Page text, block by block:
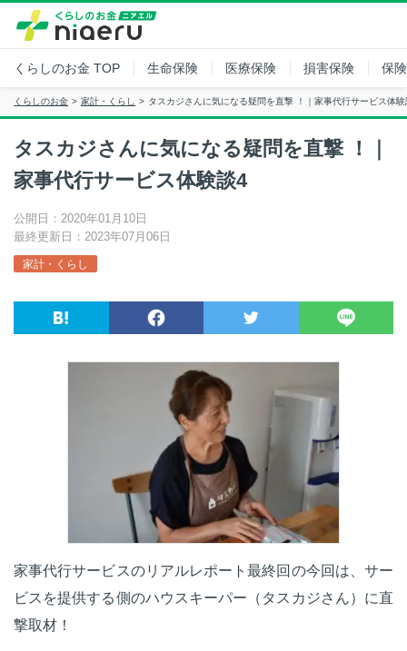
くらしのお金 TOP 生命保険 医療保険 損害保険 保
くらしのお金 家計・くらし タスカジさんに気になる疑問を直撃 ！｜家事代行サービス体
タスカジさんに気になる疑問を直撃 ！｜
家事代行サービス体験談4
公開日：2020年01月10日
最終更新日：2023年07月06日
家計・くらし
家事代行サービスのリアルレポート最終回の今回は、サー
ビスを提供する側のハウスキーパー（タスカジさん）に直
撃取材！